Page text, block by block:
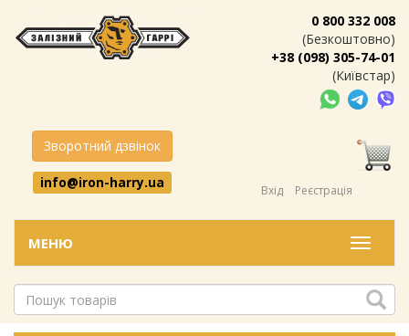
0 800 332 008
(Безкоштовно)
+38 (098) 305-74-01
(Київстар)
Зворотний дзвінок
info@iron-harry.ua
Вхід Реєстрація
Меню
МЕНЮ